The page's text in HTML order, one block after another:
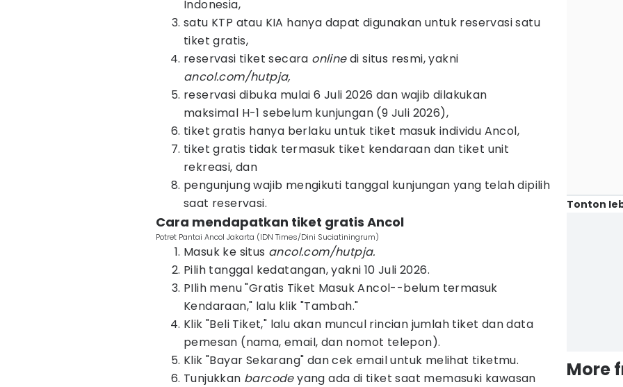
Indonesia,
satu KTP atau KIA hanya dapat digunakan untuk reservasi satu
tiket gratis,
reservasi tiket secara onlinedi situs resmi, yakni
ancol.com/hutpja,
reservasi dibuka mulai 6 Juli 2026 dan wajib dilakukan
maksimal H-1 sebelum kunjungan (9 Juli 2026),
tiket gratis hanya berlaku untuk tiket masuk individu Ancol,
tiket gratis tidak termasuk tiket kendaraan dan tiket unit
rekreasi, dan
pengunjung wajib mengikuti tanggal kunjungan yang telah dipilih
saat reservasi.
Cara mendapatkan tiket gratis Ancol
Potret Pantai Ancol Jakarta (IDN Times/Dini Suciatiningrum)
Masuk ke situs ancol.com/hutpja.
Pilih tanggal kedatangan, yakni 10 Juli 2026.
PIlih menu "Gratis Tiket Masuk Ancol--belum termasuk
Kendaraan," lalu klik "Tambah."
Klik "Beli Tiket," lalu akan muncul rincian jumlah tiket dan data
pemesan (nama, email, dan nomot telepon).
Klik "Bayar Sekarang" dan cek email untuk melihat tiketmu.
Tunjukkan barcodeyang ada di tiket saat memasuki kawasan
Tonton
More